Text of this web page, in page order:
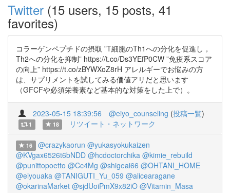
Twitter (15 users, 15 posts, 41
favorites)
コラーゲンペプチドの摂取 ”T細胞のTh1への分化を促進し，
Th2への分化を抑制” https://t.co/Ds3YEfP0CW ”免疫系スコア
の向上” https://t.co/zBYWXoZ8rH アレルギーでお悩みの方
は、サプリメントを試してみる価値アリだと思います
（GFCFや必須栄養素など基本的な対策をした上で）。
2023-05-15 18:39:56 @eiyo_counseling (投稿一覧)
1 18 リツイート・ネットワーク
16 @crazykaorun @yukasyokukaizen
@KVgax6526t6bNDD @hcdoctorchika @kimie_rebuild
@punittopoetto @Cc4Mg @shigeai66 @OHTANI_HOME
@eiyouaka @TANIGUTI_Yu_059 @alicearagane
@okarinaMarket @sjdUoiPmX9x82iO @Vitamin_Masa